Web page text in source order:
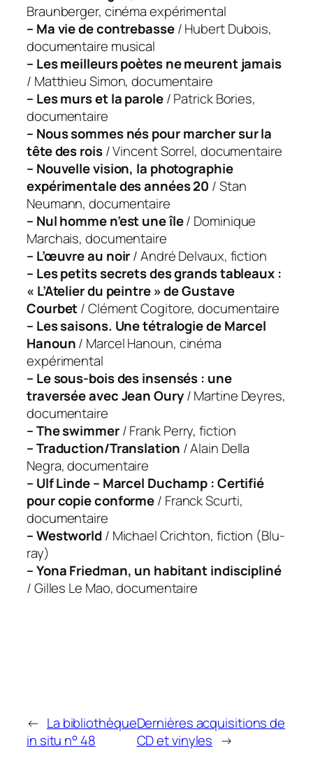
Braunberger, cinéma expérimental
– Ma vie de contrebasse/ Hubert Dubois,
documentaire musical
– Les meilleurs poètes ne meurent jamais
/ Matthieu Simon, documentaire
– Les murs et la parole/ Patrick Bories,
documentaire
– Nous sommes nés pour marcher sur la
tête des rois/ Vincent Sorrel, documentaire
– Nouvelle vision, la photographie
expérimentale des années 20 / Stan
Neumann, documentaire
– Nul homme n’est une île/ Dominique
Marchais, documentaire
– L’œuvre au noir/ André Delvaux, fiction
– Les petits secrets des grands tableaux :
« L’Atelier du peintre » de Gustave
Courbet/ Clément Cogitore, documentaire
– Les saisons. Une tétralogie de Marcel
Hanoun/ Marcel Hanoun, cinéma
expérimental
– Le sous-bois des insensés : une
traversée avec Jean Oury/ Martine Deyres,
documentaire
– The swimmer/ Frank Perry, fiction
– Traduction/Translation / Alain Della
Negra, documentaire
– Ulf Linde – Marcel Duchamp : Certifié
pour copie conforme/ Franck Scurti,
documentaire
– Westworld/ Michael Crichton, fiction (Blu-
ray)
– Yona Friedman, un habitant indiscipliné
/ Gilles Le Mao, documentaire
← La bibliothèque
in situ n° 48
Dernières acquisitions de
CD et vinyles →